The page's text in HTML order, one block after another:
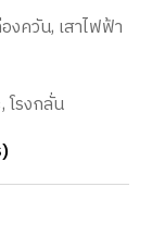
งควัน, เสาไฟฟ้า
โรงกลั่น